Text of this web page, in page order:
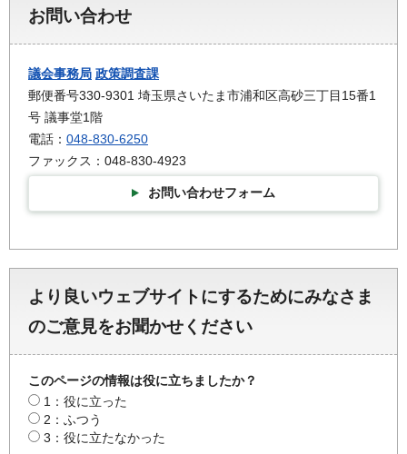
お問い合わせ
議会事務局 政策調査課
郵便番号330-9301 埼玉県さいたま市浦和区高砂三丁目15番1
号 議事堂1階
電話： 048-830-6250
ファックス：048-830-4923
お問い合わせフォーム
より良いウェブサイトにするためにみなさま
のご意見をお聞かせください
このページの情報は役に立ちましたか？
1：役に立った
2：ふつう
3：役に立たなかった